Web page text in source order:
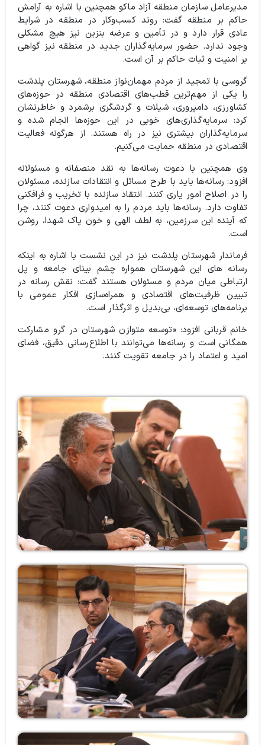
مدیرعامل سازمان منطقه آزاد ماکو همچنین با اشاره به آرامش
حاکم بر منطقه گفت: روند کسب‌وکار در منطقه در شرایط
عادی قرار دارد و در تأمین و عرضه بنزین نیز هیچ مشکلی
وجود ندارد. حضور سرمایه‌گذاران جدید در منطقه نیز گواهی
بر امنیت و ثبات حاکم بر آن است.
گروسی با تمجید از مردم مهمان‌نواز منطقه، شهرستان پلدشت
را یکی از مهم‌ترین قطب‌های اقتصادی منطقه در حوزه‌های
کشاورزی، دامپروری، شیلات و گردشگری برشمرد و خاطرنشان
کرد: سرمایه‌گذاری‌های خوبی در این حوزه‌ها انجام شده و
سرمایه‌گذاران بیشتری نیز در راه هستند. از هرگونه فعالیت
اقتصادی در منطقه حمایت می‌کنیم.
وی همچنین با دعوت رسانه‌ها به نقد منصفانه و مسئولانه
افزود: رسانه‌ها باید با طرح مسائل و انتقادات سازنده، مسئولان
را در اصلاح امور یاری کنند. انتقاد سازنده با تخریب و فرافکنی
تفاوت دارد. رسانه‌ها باید مردم را به امیدواری دعوت کنند، چرا
که آینده این سرزمین، به لطف الهی و خون پاک شهدا، روشن
است.
فرماندار شهرستان پلدشت نیز در این نشست با اشاره به اینکه
رسانه های این شهرستان همواره چشم بینای جامعه و پل
ارتباطی میان مردم و مسئولان هستند گفت: نقش رسانه در
تبیین ظرفیت‌های اقتصادی و همراه‌سازی افکار عمومی با
برنامه‌های توسعه‌ای، بی‌بدیل و اثرگذار است.
خانم قربانی افزود: «توسعه متوازن شهرستان در گرو مشارکت
همگانی است و رسانه‌ها می‌توانند با اطلاع‌رسانی دقیق، فضای
امید و اعتماد را در جامعه تقویت کنند.